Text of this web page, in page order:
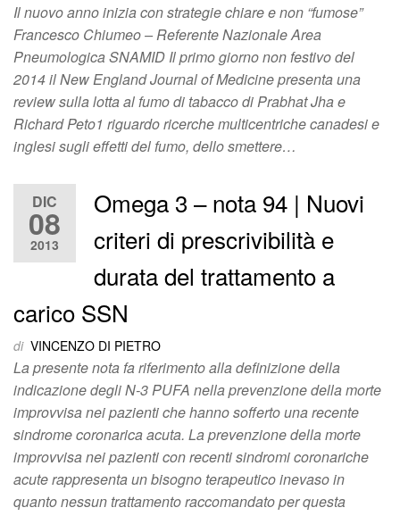
Il nuovo anno inizia con strategie chiare e non “fumose”
Francesco Chiumeo – Referente Nazionale Area
Pneumologica SNAMID Il primo giorno non festivo del
2014 il New England Journal of Medicine presenta una
review sulla lotta al fumo di tabacco di Prabhat Jha e
Richard Peto1 riguardo ricerche multicentriche canadesi e
inglesi sugli effetti del fumo, dello smettere…
DIC
08
2013
Omega 3 – nota 94 | Nuovi
criteri di prescrivibilità e
durata del trattamento a
carico SSN
di VINCENZO DI PIETRO
La presente nota fa riferimento alla definizione della
indicazione degli N-3 PUFA nella prevenzione della morte
improvvisa nei pazienti che hanno sofferto una recente
sindrome coronarica acuta. La prevenzione della morte
improvvisa nei pazienti con recenti sindromi coronariche
acute rappresenta un bisogno terapeutico inevaso in
quanto nessun trattamento raccomandato per questa